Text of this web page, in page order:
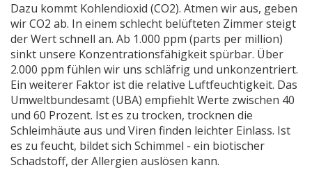
Dazu kommt Kohlendioxid (CO2). Atmen wir aus, geben
wir CO2 ab. In einem schlecht belüfteten Zimmer steigt
der Wert schnell an. Ab 1.000 ppm (parts per million)
sinkt unsere Konzentrationsfähigkeit spürbar. Über
2.000 ppm fühlen wir uns schläfrig und unkonzentriert.
Ein weiterer Faktor ist die relative Luftfeuchtigkeit. Das
Umweltbundesamt (UBA) empfiehlt Werte zwischen 40
und 60 Prozent. Ist es zu trocken, trocknen die
Schleimhäute aus und Viren finden leichter Einlass. Ist
es zu feucht, bildet sich Schimmel - ein biotischer
Schadstoff, der Allergien auslösen kann.